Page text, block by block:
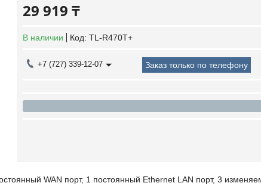
29 919 ₸
В наличии Код: TL-R470T+
+7 (727) 339-12-07 Заказ только по телефону
WAN порт, 1 постоянный Ethernet LAN порт, 3